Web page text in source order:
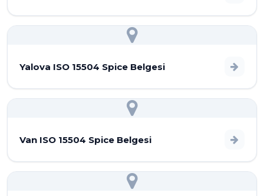
Yalova ISO 15504 Spice Belgesi
Van ISO 15504 Spice Belgesi